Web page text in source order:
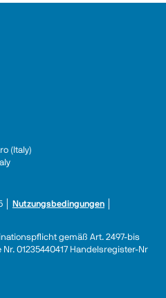
(Italy)
│ Nutzungsbedingungen
gemäß Art. 2497-bis
01235440417 Handelsregister-Nr